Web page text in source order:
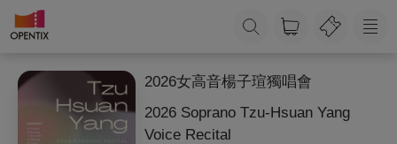
2026女高音楊子瑄獨唱會
2026 Soprano Tzu-Hsuan Yang
Voice Recital